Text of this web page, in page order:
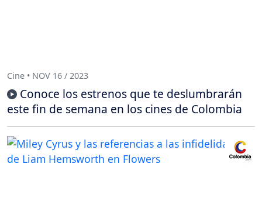
Cine • NOV 16 / 2023
Conoce los estrenos que te deslumbrarán
este fin de semana en los cines de Colombia